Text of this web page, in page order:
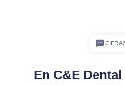
En C&E